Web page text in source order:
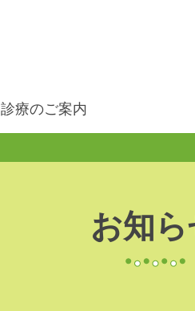
診療のご案内
お知